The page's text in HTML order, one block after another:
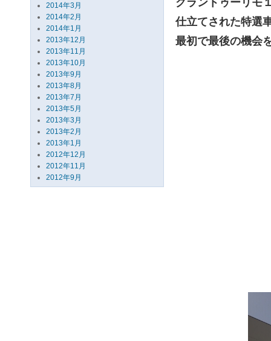
2014年3月
2014年2月
2014年1月
2013年12月
2013年11月
2013年10月
2013年9月
2013年8月
2013年7月
2013年5月
2013年3月
2013年2月
2013年1月
2012年12月
2012年11月
2012年9月
グラントゥーリモ
仕立てされた特選
最初で最後の機会